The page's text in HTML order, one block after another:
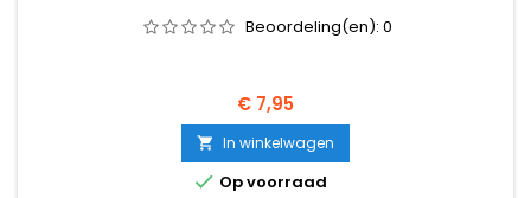
Beoordeling(en): 0
Prijs
€ 7,95
 In winkelwagen
 Op voorraad